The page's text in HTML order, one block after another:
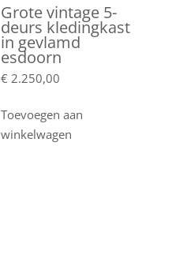
Grote vintage 5-
deurs kledingkast
in gevlamd
esdoorn
€ 2.250,00
Toevoegen aan
winkelwagen